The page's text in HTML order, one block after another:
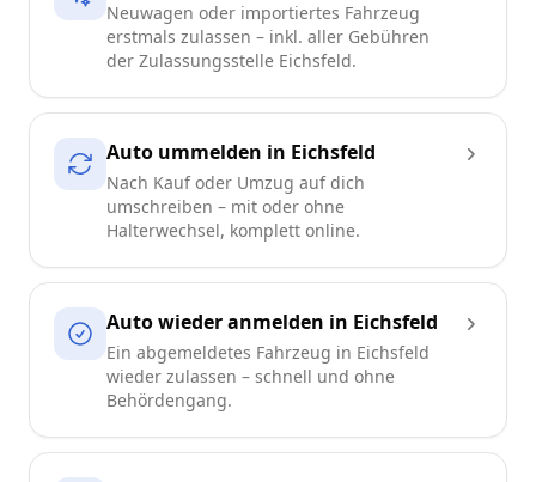
Neuwagen oder importiertes Fahrzeug
erstmals zulassen – inkl. aller Gebühren
der Zulassungsstelle Eichsfeld.
Auto ummelden in Eichsfeld
Nach Kauf oder Umzug auf dich
umschreiben – mit oder ohne
Halterwechsel, komplett online.
Auto wieder anmelden in Eichsfeld
Ein abgemeldetes Fahrzeug in Eichsfeld
wieder zulassen – schnell und ohne
Behördengang.